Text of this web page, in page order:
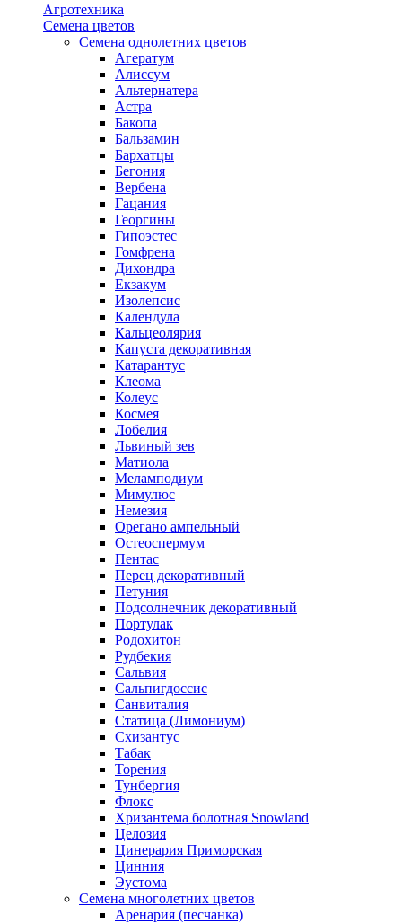
Агротехника
Семена цветов
Семена однолетних цветов
Агератум
Алиссум
Альтернатера
Астра
Бакопа
Бальзамин
Бархатцы
Бегония
Вербена
Гацания
Георгины
Гипоэстес
Гомфрена
Дихондра
Екзакум
Изолепсис
Календула
Кальцеолярия
Капуста декоративная
Катарантус
Клеома
Колеус
Космея
Лобелия
Львиный зев
Матиола
Меламподиум
Мимулюс
Немезия
Орегано ампельный
Остеоспермум
Пентас
Перец декоративный
Петуния
Подсолнечник декоративный
Портулак
Родохитон
Рудбекия
Сальвия
Сальпигдоссис
Санвиталия
Статица (Лимониум)
Схизантус
Табак
Торения
Тунбергия
Флокс
Хризантема болотная Snowland
Целозия
Цинерария Приморская
Цинния
Эустома
Семена многолетних цветов
Аренария (песчанка)